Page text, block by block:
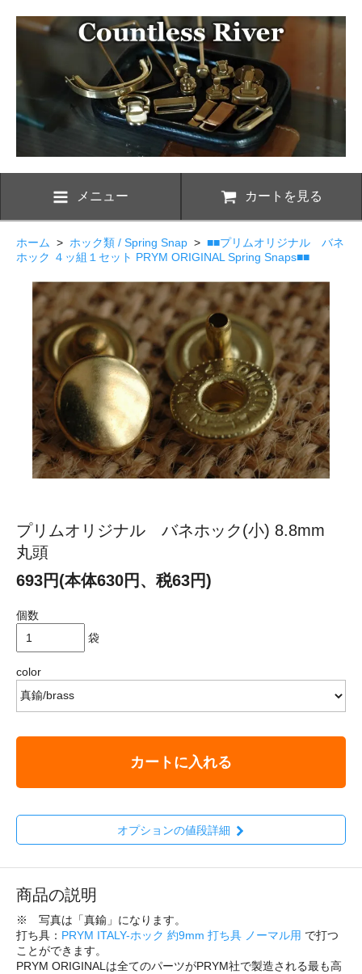
メニュー カートを見る
ホーム > ホック類 / Spring Snap > ■■プリムオリジナル バネ
ホック ４ッ組１セット PRYM ORIGINAL Spring Snaps■■
プリムオリジナル バネホック(小) 8.8mm
丸頭
693円(本体630円、税63円)
個数
袋
color
カートに入れる
オプションの値段詳細
商品の説明
※ 写真は「真鍮」になります。
打ち具： PRYM ITALY-ホック 約9mm 打ち具 ノーマル用 で打つ
ことができます。
PRYM ORIGINALは全てのパーツがPRYM社で製造される最も高